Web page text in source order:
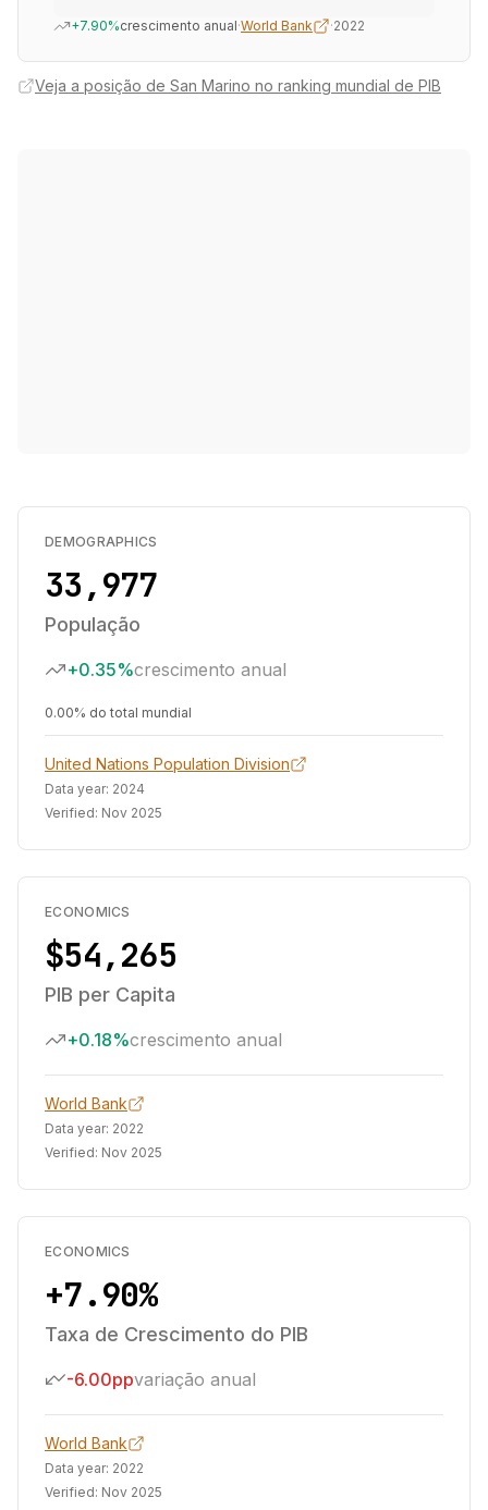
+7.90%crescimento anual·World Bank ·2022
Veja a posição de San Marino no ranking mundial de PIB
DEMOGRAPHICS
33,977
População
+0.35%crescimento anual
0.00% do total mundial
United Nations Population Division
Data year: 2024
Verified: Nov 2025
ECONOMICS
$54,265
PIB per Capita
+0.18%crescimento anual
World Bank
Data year: 2022
Verified: Nov 2025
ECONOMICS
+7.90%
Taxa de Crescimento do PIB
-6.00ppvariação anual
World Bank
Data year: 2022
Verified: Nov 2025